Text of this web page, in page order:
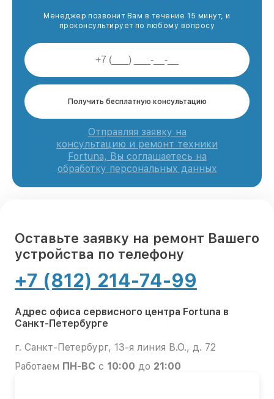
Менеджер позвонит Вам в течение 15 минут, и
проконсультирует по любому вопросу
Получить бесплатную консультацию
Отправляя заявку на
консультацию и ремонт техники
Fortuna, Вы соглашаетесь на
обработку персональных данных
Оставьте заявку на ремонт Вашего
устройства по телефону
+7 (812) 214-74-99
Адрес офиса сервисного центра Fortuna в
Санкт-Петербурге
г. Санкт-Петербург, 13-я линия В.О., д. 72
Работаем ПН-ВС с 10:00 до 21:00